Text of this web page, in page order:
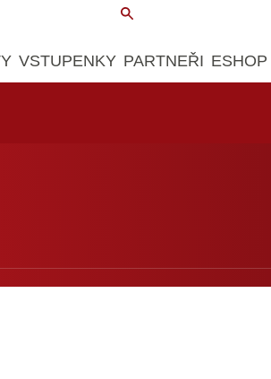
VSTUPENKY PARTNEŘI ESHOP